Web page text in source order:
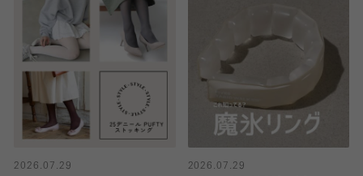
2026.07.29
2026.07.29